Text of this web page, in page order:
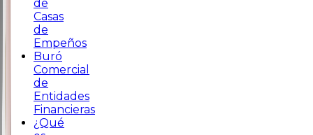
de
Casas
de
Empeños
Buró
Comercial
de
Entidades
Financieras
¿Qué